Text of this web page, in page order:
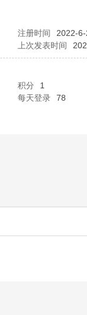
注册时间
2022-
上次发表时间
积分
1
每天登录
78